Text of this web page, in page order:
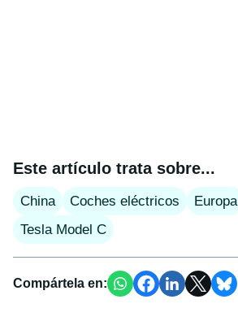
Este artículo trata sobre...
China Coches eléctricos Europa
Tesla Model C
Compártela en: